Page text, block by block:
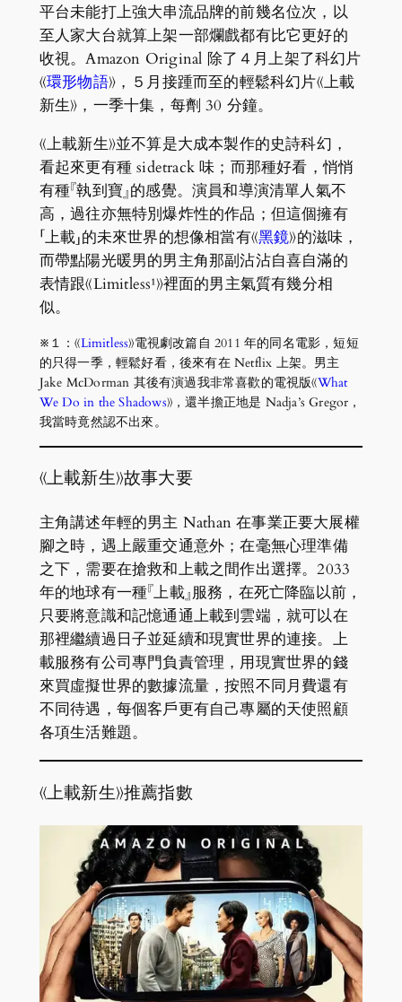
平台未能打上強大串流品牌的前幾名位次，以
至人家大台就算上架一部爛戲都有比它更好的
收視。Amazon Original 除了４月上架了科幻片
《環形物語》，５月接踵而至的輕鬆科幻片《上載
新生》，一季十集，每劑 30 分鐘。
《上載新生》並不算是大成本製作的史詩科幻，
看起來更有種 sidetrack 味；而那種好看，悄悄
有種『執到寶』的感覺。演員和導演清單人氣不
高，過往亦無特別爆炸性的作品；但這個擁有
「上載」的未來世界的想像相當有《黑鏡》的滋味，
而帶點陽光暖男的男主角那副沾沾自喜自滿的
表情跟《Limitless¹》裡面的男主氣質有幾分相
似。
※１：《Limitless》電視劇改篇自 2011 年的同名電影，短短
的只得一季，輕鬆好看，後來有在 Netflix 上架。男主
Jake McDorman 其後有演過我非常喜歡的電視版《What
We Do in the Shadows》，還半擔正地是 Nadja’s Gregor，
我當時竟然認不出來。
《上載新生》故事大要
主角講述年輕的男主 Nathan 在事業正要大展權
腳之時，遇上嚴重交通意外；在毫無心理準備
之下，需要在搶救和上載之間作出選擇。2033
年的地球有一種『上載』服務，在死亡降臨以前，
只要將意識和記憶通通上載到雲端，就可以在
那裡繼續過日子並延續和現實世界的連接。上
載服務有公司專門負責管理，用現實世界的錢
來買虛擬世界的數據流量，按照不同月費還有
不同待遇，每個客戶更有自己專屬的天使照顧
各項生活難題。
《上載新生》推薦指數